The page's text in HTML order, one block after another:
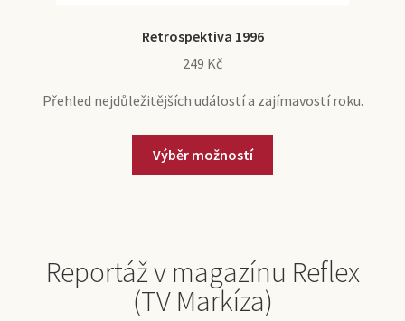
Retrospektiva 1996
249 Kč
Přehled nejdůležitějších událostí a zajímavostí roku.
Výběr možností
Reportáž v magazínu Reflex
(TV Markíza)